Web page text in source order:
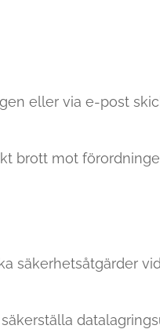
eller via e-post
brott mot
säkerhetsåtgärder